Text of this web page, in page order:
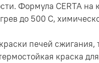
Формула CERTA
до 500 C,
печей сжигания,
краска